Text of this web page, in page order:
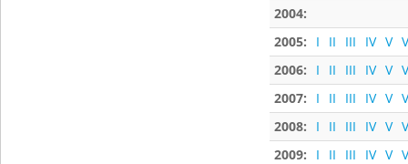
2004:
2005:
I II III IV V
2006:
I II III IV V
2007:
I II III IV V
2008:
I II III IV V
2009:
I II III IV V